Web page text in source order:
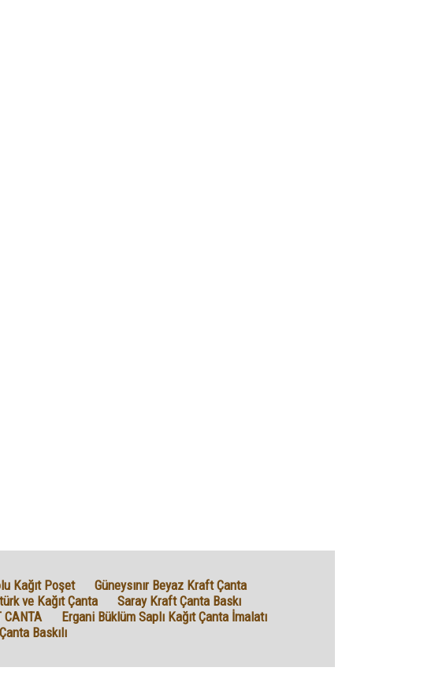
Kağıt Poşet
Güneysınır Beyaz Kraft Çanta
ve Kağıt Çanta
Saray Kraft Çanta Baskı
CANTA
Ergani Büklüm Saplı Kağıt Çanta İmalatı
Baskılı